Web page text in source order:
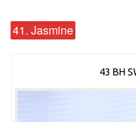
41. Jasmine
43 BH